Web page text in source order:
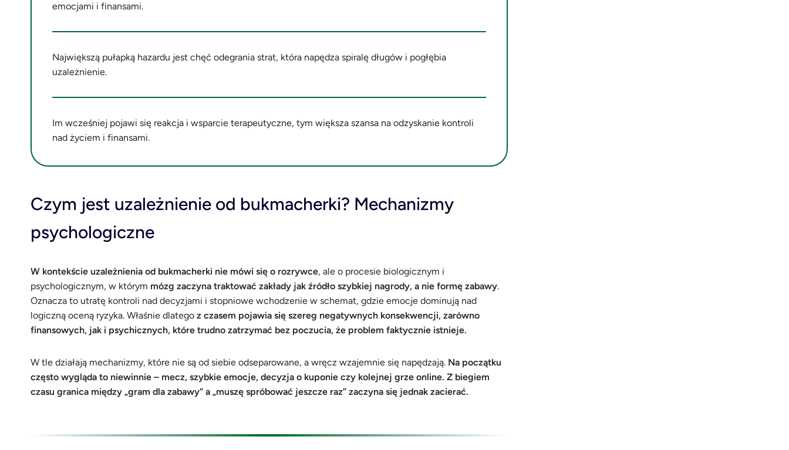
emocjami i finansami.
Największą pułapką hazardu jest chęć odegrania strat, która napędza spiralę długów i pogłębia
uzależnienie.
Im wcześniej pojawi się reakcja i wsparcie terapeutyczne, tym większa szansa na odzyskanie kontroli
nad życiem i finansami.
Czym jest uzależnienie od bukmacherki? Mechanizmy
psychologiczne
W kontekście uzależnienia od bukmacherki nie mówi się o rozrywce, ale o procesie biologicznym i
psychologicznym, w którym mózg zaczyna traktować zakłady jak źródło szybkiej nagrody, a nie formę zabawy.
Oznacza to utratę kontroli nad decyzjami i stopniowe wchodzenie w schemat, gdzie emocje dominują nad
logiczną oceną ryzyka. Właśnie dlatego z czasem pojawia się szereg negatywnych konsekwencji, zarówno
finansowych, jak i psychicznych, które trudno zatrzymać bez poczucia, że problem faktycznie istnieje.
W tle działają mechanizmy, które nie są od siebie odseparowane, a wręcz wzajemnie się napędzają. Na początku
często wygląda to niewinnie – mecz, szybkie emocje, decyzja o kuponie czy kolejnej grze online. Z biegiem
czasu granica między „gram dla zabawy” a „muszę spróbować jeszcze raz” zaczyna się jednak zacierać.